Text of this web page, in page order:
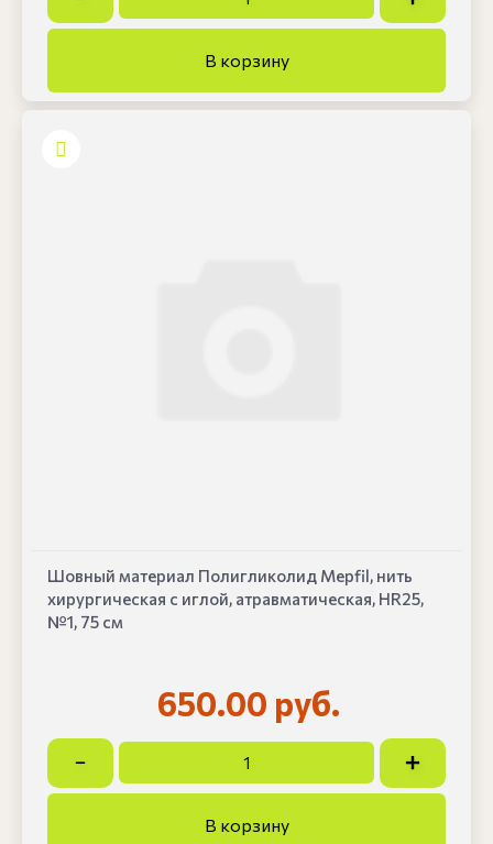
Шовный материал Полигликолид Mepfil, нить
хирургическая с иглой, атравматическая, HR25,
№1, 75 см
650.00 руб.